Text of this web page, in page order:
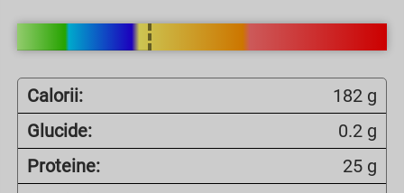
Calorii:
182 g
Glucide:
0.2 g
Proteine:
25 g